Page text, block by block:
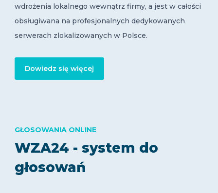
wdrożenia lokalnego wewnątrz firmy, a jest w całości
obsługiwana na profesjonalnych dedykowanych
serwerach zlokalizowanych w Polsce.
Dowiedz się więcej
WZA24 - system do
głosowań
GŁOSOWANIA ONLINE